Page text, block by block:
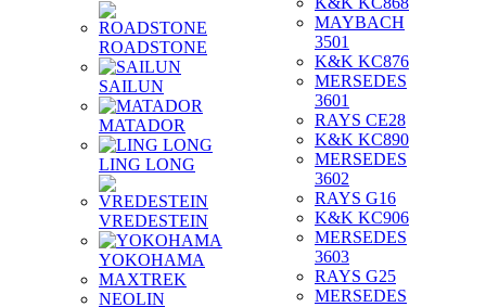
ROADSTONE
SAILUN
MATADOR
LING LONG
VREDESTEIN
YOKOHAMA
MAXTREK
NEOLIN
MAYBACH
3501
K&K KC876
MERSEDES
3601
RAYS CE28
K&K KC890
MERSEDES
3602
RAYS G16
K&K KC906
MERSEDES
3603
RAYS G25
MERSEDES